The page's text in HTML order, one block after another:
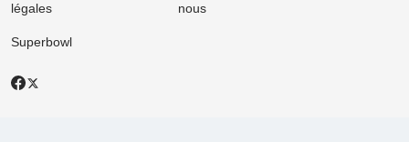
légales
nous
Superbowl